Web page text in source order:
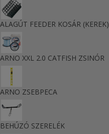
ALAGÚT FEEDER KOSÁR (KEREK)
ARNO XXL 2.0 CATFISH ZSINÓR
ARNO ZSEBPECA
BEHÚZÓ SZERELÉK